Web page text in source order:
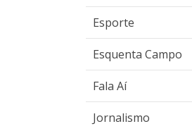
Esporte
Esquenta Campo
Fala Aí
Jornalismo